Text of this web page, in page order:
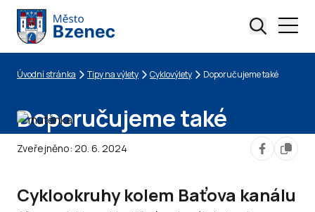
Drobečková navigace
Úvodní stránka Tipy na výlety Cyklovýlety Doporučujeme také
Doporučujeme také
Zveřejněno: 20. 6. 2024
Cyklookruhy kolem Baťova kanálu